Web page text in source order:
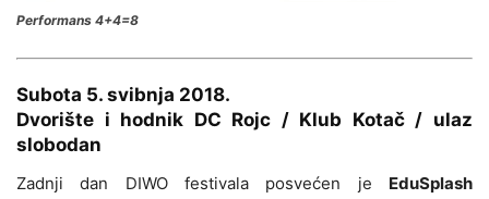
Performans 4+4=8
Subota 5. svibnja 2018.
Dvorište i hodnik DC Rojc / Klub Kotač / ulaz
slobodan
Zadnji dan DIWO festivala posvećen je EduSplash